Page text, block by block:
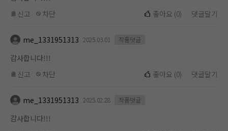
신고
차단 좋아요 (0) 댓글달기
me_1331951313 2025.03.01 작품댓글
감사합니다!!!
신고
차단 좋아요 (0) 댓글달기
me_1331951313 2025.02.28 작품댓글
감사합니다!!!